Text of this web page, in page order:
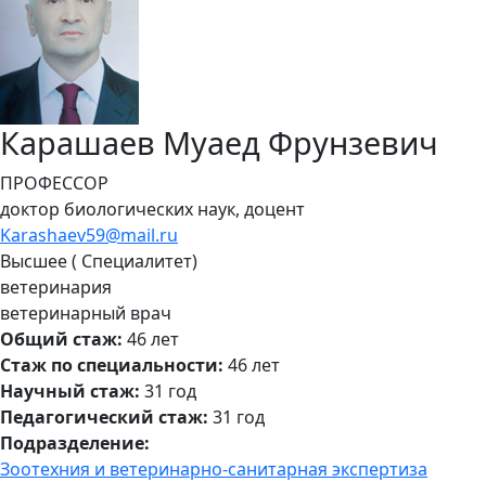
Карашаев Муаед Фрунзевич
ПРОФЕССОР
доктор биологических наук, доцент
Karashaev59@mail.ru
Высшее ( Специалитет)
ветеринария
ветеринарный врач
Общий стаж: 46 лет
Стаж по специальности: 46 лет
Научный стаж: 31 год
Педагогический стаж: 31 год
Подразделение:
Зоотехния и ветеринарно-санитарная экспертиза